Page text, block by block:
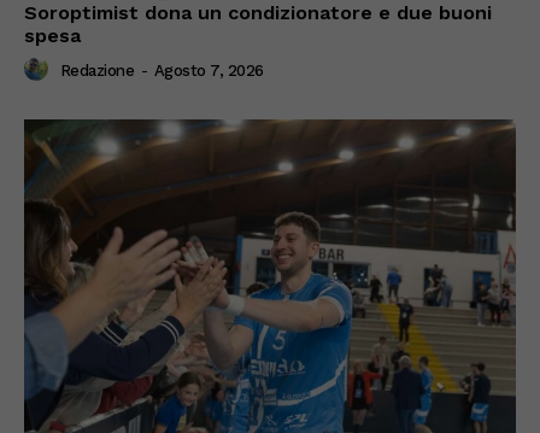
Soroptimist dona un condizionatore e due buoni
spesa
Redazione - Agosto 7, 2026